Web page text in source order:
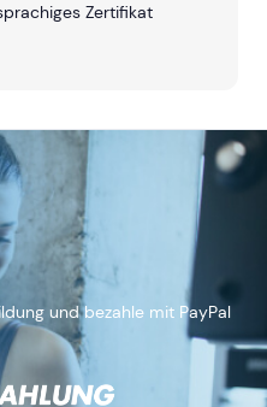
Zertifikat
und bezahle mit PayPal